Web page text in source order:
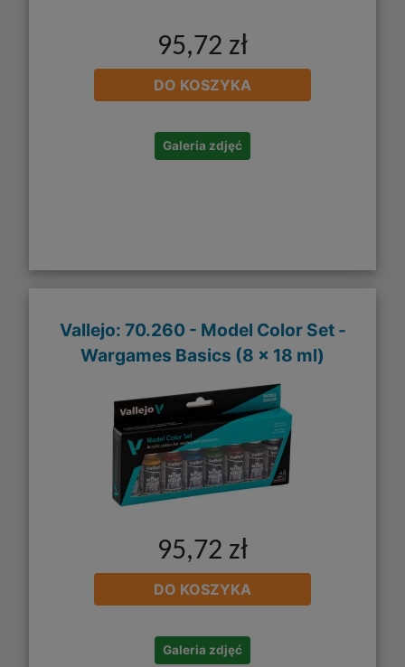
95,72 zł
DO KOSZYKA
Galeria zdjęć
Vallejo: 70.260 - Model Color Set -
Wargames Basics (8 x 18 ml)
95,72 zł
DO KOSZYKA
Galeria zdjęć